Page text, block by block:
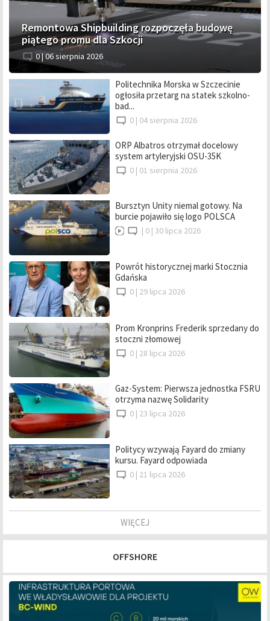
Remontowa Shipbuilding rozpoczęła budowę
piątego promu dla Szkocji
0 |06 sierpnia 2026
Politechnika Morska w Szczecinie
ogłosiła przetarg na statek szkolno-
bad...
0 | 04 sierpnia 2026
ORP Albatros otrzymał docelowy
system artyleryjski OSU-35K
0 | 01 sierpnia 2026
Bursztyn Unity niemal gotowy. Na
burcie pojawiło się logo POLSCA
| 0 | 30 lipca 2026
Powrót historycznej marki Stocznia
Gdańska
0 | 29 lipca 2026
Prom Kronprins Frederik sprzedany do
stoczni złomowej
0 | 28 lipca 2026
Gaz-System: Pierwsza jednostka FSRU
otrzyma nazwę Solidarity
0 | 23 lipca 2026
Politycy wzywają Fayard do zmiany
kursu. Fayard odpowiada
0 | 21 lipca 2026
WIĘCEJ
OFFSHORE